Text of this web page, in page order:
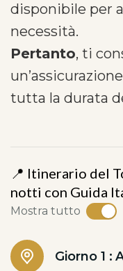
disponibile per
necessità.
Pertanto, ti
tutta la durata
📍 Itinerario del
notti con Guida
Mostra tutto
Giorno 1 :